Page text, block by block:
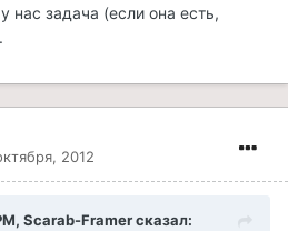
нас задача (если она есть,
2012
Scarab-Framer сказал: